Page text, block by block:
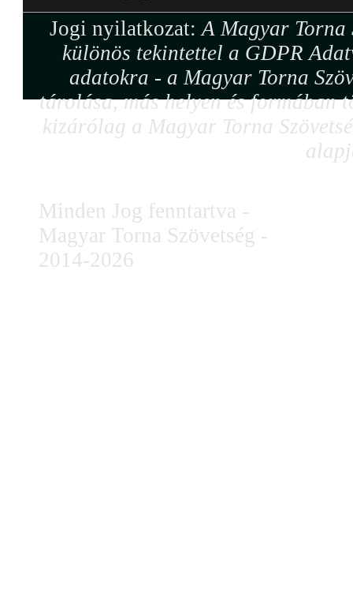
Jogi nyilatkozat:A Magyar Torna
különös tekintettel a GDPR
adatokra - a Magyar Torna
tárolása, más helyen és formában
kizárólag a Magyar Torna
Minden Jog fenntartva -
Magyar Torna Szövetség -
2014-2026